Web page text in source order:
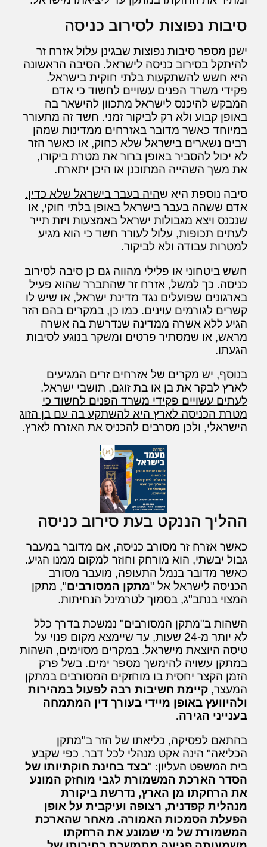
סיבות נפוצות לסירוב כניסה
ישנן מספר סיבות נפוצות שבגינן עלול אזרח זר
להיתקל בסירוב כניסה לישראל. הסיבה הראשונה
היא חשש להשתקעות בלתי חוקית בישראל.
פקידי משרד הפנים עשויים לחשוד כי אדם
המבקש להיכנס לישראל מתכוון להישאר בה
באופן קבוע ולא רק לביקור זמני. חשד זה מתעורר
במיוחד כאשר מדובר באזרחים ממדינות שמהן
רבים נשארים בישראל שלא כחוק, או כאשר הזר
לא יכול להסביר באופן ברור את מטרת ביקורו,
את משך השהייה המתוכנן או היכן יתארח.
סיבה נוספת היא שהיה בעבר בישראל שלא כדין.
אדם ששהה בעבר בישראל באופן בלתי חוקי, או
שנכנס ויצא מגבולות ישראל באמצעות ויזת תייר
לעתים תכופות, עלול לעורר חשד כי הוא מגיע
למטרות עבודה ולא לביקור.
חשש ביטחוני או פלילי מהווה גם כן סיבה לסירוב
כניסה. כך למשל, אזרח זר שהתברר שהוא פעיל
בארגונים שפועלים נגד מדינת ישראל, או שיש לו
קשרים לגורמים עוינים. כמו כן, במקרים בהם הזר
הגיע ללא אשרה ממדינה שנדרשת בה אשרה
מראש, או שמסתיר פרטים ומשקר בנוגע לסיבות
הגעתו.
בנוסף, יש מקרים של אזרחים זרים המגיעים
לארץ לבקר את בן או בת זוגם, תושבי ישראל.
לעתים עשויים פקידי משרד הפנים לחשוד כי
מטרת הכניסה לארץ היא להשתקע בה עם בן הזוג
הישראלי, ולכן מסרבים להכניס את האזרח לארץ.
ההליך הננקט בעת סירוב כניסה
כאשר אזרח זר מסורב כניסה, אם מדובר במעבר
גבול יבשתי, הוא מורחק וחוזר למקום ממנו הגיע.
כאשר מדובר בנמל התעופה, מועבר מסורב
הכניסה לישראל אל "מתקן המסורבים", מתקן
המצוי בנתב"ג, בסמוך לטרמינל הנחיתות.
השהות ב"מתקן המסורבים" נמשכת בדרך כלל
לא יותר מ-24 שעות, עד שיימצא מקום פנוי על
טיסה היוצאת מישראל. במקרים מסוימים, השהות
במתקן עשויה להימשך מספר ימים. בשל פרק
הזמן הקצר יחסית בו מוחזקים המסורבים במתקן
המעצר, קיימת חשיבות רבה לפעול במהירות
ולהיוועץ באופן מיידי בעורך דין המתמחה
בענייני הגירה.
בהתאם לפסיקה, כליאתו של הזר ב"מתקן
הכליאה" הינה אקט מנהלי לכל דבר. כפי שקבע
בית המשפט העליון: "בצד בחינת חוקתיותו של
הסדר הארכת המשמורת לגבי מוחזק המונע
את הרחקתו מן הארץ, נדרשת ביקורת
מנהלית קפדנית, רצופה ועיקבית על אופן
הפעלת הסמכות האמורה. מאחר שהארכת
המשמורת של מי שמונע את הרחקתו